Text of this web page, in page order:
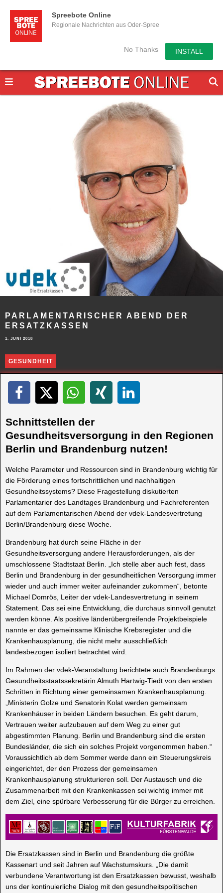
Spreebote Online
Regionale Nachrichten aus Oder-Spree
No Thanks INSTALL
PARLAMENTARISCHER ABEND DER
ERSATZKASSEN
1. JUNI 2018
GESUNDHEIT
Schnittstellen der
Gesundheitsversorgung in den Regionen
Berlin und Brandenburg nutzen!
Welche Parameter und Ressourcen sind in Brandenburg wichtig für
die Förderung eines fortschrittlichen und nachhaltigen
Gesundheitssystems? Diese Fragestellung diskutierten
Parlamentarier des Landtages Brandenburg und Fachreferenten
auf dem Parlamentarischen Abend der vdek-Landesvertretung
Berlin/Brandenburg diese Woche.
Brandenburg hat durch seine Fläche in der
Gesundheitsversorgung andere Herausforderungen, als der
umschlossene Stadtstaat Berlin. „Ich stelle aber auch fest, dass
Berlin und Brandenburg in der gesundheitlichen Versorgung immer
wieder und auch immer weiter aufeinander zukommen“, betonte
Michael Domrös, Leiter der vdek-Landesvertretung in seinem
Statement. Das sei eine Entwicklung, die durchaus sinnvoll genutzt
werden könne. Als positive länderübergreifende Projektbeispiele
nannte er das gemeinsame Klinische Krebsregister und die
Krankenhausplanung, die nicht mehr ausschließlich
landesbezogen isoliert betrachtet wird.
Im Rahmen der vdek-Veranstaltung berichtete auch Brandenburgs
Gesundheitsstaatssekretärin Almuth Hartwig-Tiedt von den ersten
Schritten in Richtung einer gemeinsamen Krankenhausplanung.
„Ministerin Golze und Senatorin Kolat werden gemeinsam
Krankenhäuser in beiden Ländern besuchen. Es geht darum,
Vertrauen weiter aufzubauen auf dem Weg zu einer gut
abgestimmten Planung. Berlin und Brandenburg sind die ersten
Bundesländer, die sich ein solches Projekt vorgenommen haben.“
Voraussichtlich ab dem Sommer werde dann ein Steuerungskreis
eingerichtet, der den Prozess der gemeinsamen
Krankenhausplanung strukturieren soll. Der Austausch und die
Zusammenarbeit mit den Krankenkassen sei wichtig immer mit
dem Ziel, eine spürbare Verbesserung für die Bürger zu erreichen.
Die Ersatzkassen sind in Berlin und Brandenburg die größte
Kassenart und seit Jahren auf Wachstumskurs. „Die damit
verbundene Verantwortung ist den Ersatzkassen bewusst, weshalb
uns der kontinuierliche Dialog mit den gesundheitspolitischen